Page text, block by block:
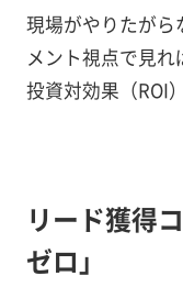
現場がやりたがら
メント視点で見
投資対効果（ROI
リード獲得
ゼロ」